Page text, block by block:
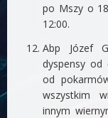
po Mszy o
12:00.
Abp Józef
dyspensy od
od
wszystkim
innym